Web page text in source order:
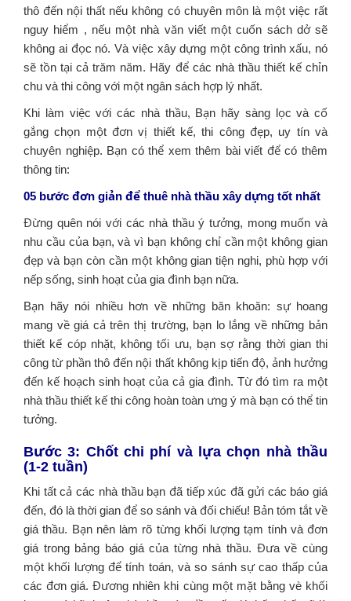
thô đến nội thất nếu không có chuyên môn là một việc rất
nguy hiểm , nếu một nhà văn viết một cuốn sách dở sẽ
không ai đọc nó. Và việc xây dựng một công trình xấu, nó
sẽ tồn tại cả trăm năm. Hãy để các nhà thầu thiết kế chỉn
chu và thi công với một ngân sách hợp lý nhất.
Khi làm việc với các nhà thầu, Bạn hãy sàng lọc và cố
gắng chọn một đơn vị thiết kế, thi công đẹp, uy tín và
chuyên nghiệp. Bạn có thể xem thêm bài viết để có thêm
thông tin:
05 bước đơn giản để thuê nhà thầu xây dựng tốt nhất
Đừng quên nói với các nhà thầu ý tưởng, mong muốn và
nhu cầu của bạn, và vì bạn không chỉ cần một không gian
đẹp và bạn còn cần một không gian tiện nghi, phù hợp với
nếp sống, sinh hoạt của gia đình bạn nữa.
Bạn hãy nói nhiều hơn về những băn khoăn: sự hoang
mang về giá cả trên thị trường, bạn lo lắng về những bản
thiết kế cóp nhặt, không tối ưu, bạn sợ rằng thời gian thi
công từ phần thô đến nội thất không kịp tiến độ, ảnh hưởng
đến kế hoạch sinh hoạt của cả gia đình. Từ đó tìm ra một
nhà thầu thiết kế thi công hoàn toàn ưng ý mà bạn có thể tin
tưởng.
Bước 3: Chốt chi phí và lựa chọn nhà thầu
(1-2 tuần)
Khi tất cả các nhà thầu bạn đã tiếp xúc đã gửi các báo giá
đến, đó là thời gian để so sánh và đối chiếu! Bản tóm tắt về
giá thầu. Bạn nên làm rõ từng khối lượng tạm tính và đơn
giá trong bảng báo giá của từng nhà thầu. Đưa về cùng
một khối lượng để tính toán, và so sánh sự cao thấp của
các đơn giá. Đương nhiên khi cùng một mặt bằng vè khối